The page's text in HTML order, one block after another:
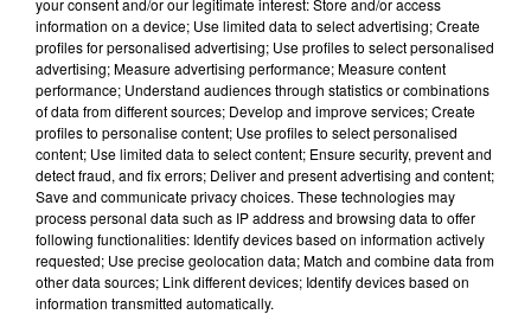
Lecture (1 min 14 sec)
100%
your consent and/or our legitimate interest: Store and/or access
information on a device; Use limited data to select advertising; Create
profiles for personalised advertising; Use profiles to select personalised
advertising; Measure advertising performance; Measure content
performance; Understand audiences through statistics or combinations
of data from different sources; Develop and improve services; Create
profiles to personalise content; Use profiles to select personalised
content; Use limited data to select content; Ensure security, prevent and
detect fraud, and fix errors; Deliver and present advertising and content;
Save and communicate privacy choices. These technologies may
process personal data such as IP address and browsing data to offer
following functionalities: Identify devices based on information actively
requested; Use precise geolocation data; Match and combine data from
other data sources; Link different devices; Identify devices based on
information transmitted automatically.